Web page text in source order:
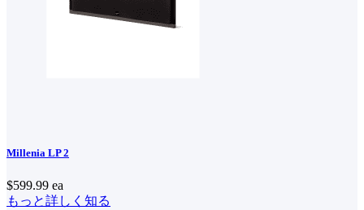
Millenia LP 2
$599.99 ea
もっと詳しく知る